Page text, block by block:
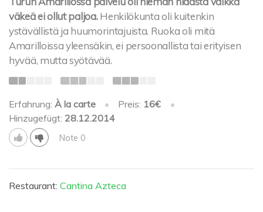
väkeä ei ollut paljoa. Henkilökunta oli kuitenkin
ystävällistä ja huumorintajuista. Ruoka oli mitä
Amarilloissa yleensäkin, ei persoonallista tai erityisen
hyvää, mutta syötävää.
Erfahrung: À la carte • Preis: 16€
•
Hinzugefügt: 28.12.2014
Note 0
Restaurant: Cantina Azteca